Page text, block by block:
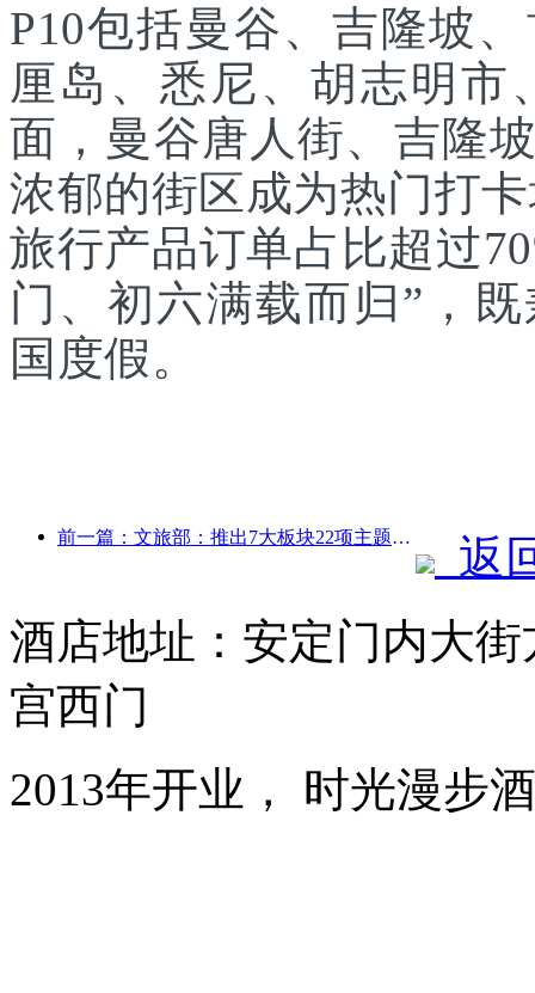
P10包括曼谷、吉隆坡
厘岛、悉尼、胡志明市
面，曼谷唐人街、吉隆
浓郁的街区成为热门打
旅行产品订单占比超过
门、初六满载而归”，
国度假。
前一篇：文旅部：推出7大板块22项主题活动
返
酒店地址：安定门内大
宫西门
2013年开业， 时光漫